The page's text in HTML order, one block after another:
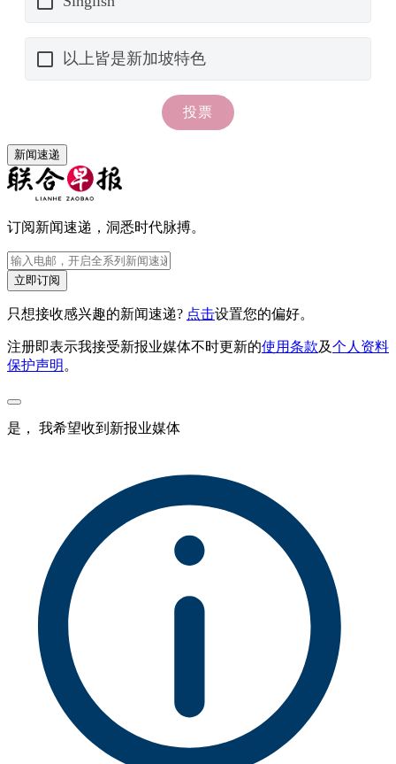
新闻速递
订阅新闻速递，洞悉时代脉搏。
立即订阅
只想接收感兴趣的新闻速递? 点击设置您的偏好。
注册即表示我接受新报业媒体不时更新的使用条款及个人资料
保护声明 。
是， 我希望收到新报业媒体